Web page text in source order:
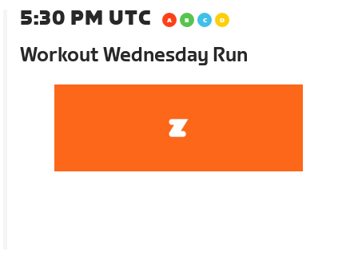
5:30 PM UTC
Workout Wednesday Run